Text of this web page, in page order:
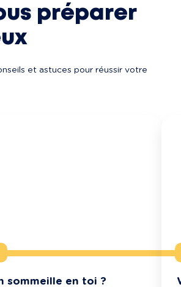
préparer
et astuces pour réussir votre
sommeille en toi ?